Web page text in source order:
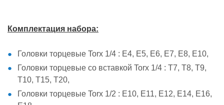
Комплектация набора:
Головки торцевые Torx 1/4 : Е4, Е5, Е6, Е7, Е8, Е10,
Головки торцевые со вставкой Torx 1/4 : Т7, Т8, Т9,
Т10, Т15, Т20,
Головки торцевые Torx 1/2 : Е10, Е11, Е12, Е14, Е16,